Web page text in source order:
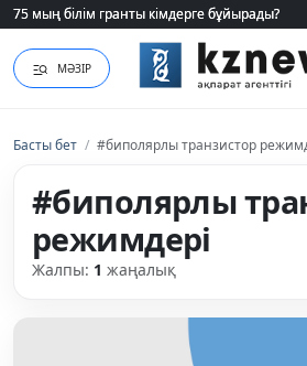
75 мың білім гранты кімдерге бұйырады?
75 мың білім гранты кімдерге бұйырады?
МӘЗІР
Басты бет / #биполярлы транзистор
#биполярлы
режимдері
Жалпы: 1 жаңалық